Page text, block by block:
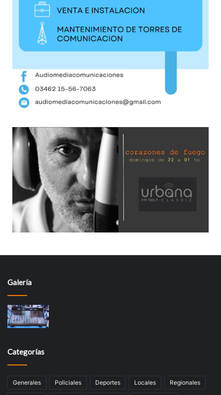
Galería
Categorías
Generales Policiales Deportes Locales Regionales